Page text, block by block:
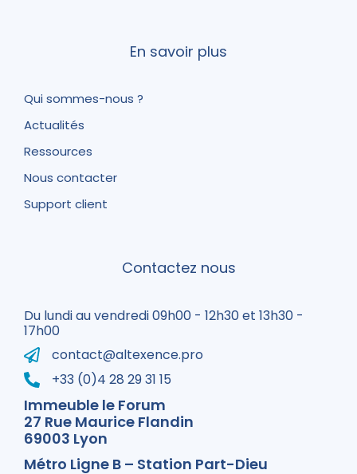
En savoir plus
Qui sommes-nous ?
Actualités
Ressources
Nous contacter
Support client
Contactez nous
Du lundi au vendredi 09h00 - 12h30 et 13h30 -
17h00
contact@altexence.pro
+33 (0)4 28 29 31 15
Immeuble le Forum
27 Rue Maurice Flandin
69003 Lyon
Métro Ligne B – Station Part-Dieu